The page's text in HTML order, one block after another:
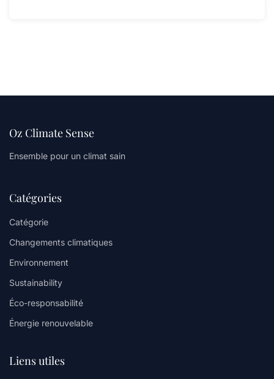
Oz Climate Sense
Ensemble pour un climat sain
Catégories
Catégorie
Changements climatiques
Environnement
Sustainability
Éco-responsabilité
Énergie renouvelable
Liens utiles